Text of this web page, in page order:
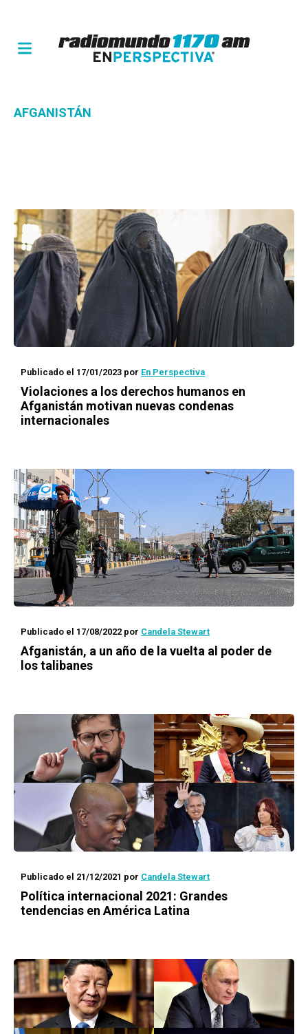
AFGANISTÁN
Publicado el 17/01/2023 por En Perspectiva
Violaciones a los derechos humanos en
Afganistán motivan nuevas condenas
internacionales
Publicado el 17/08/2022 por Candela Stewart
Afganistán, a un año de la vuelta al poder de
los talibanes
Publicado el 21/12/2021 por Candela Stewart
Política internacional 2021: Grandes
tendencias en América Latina